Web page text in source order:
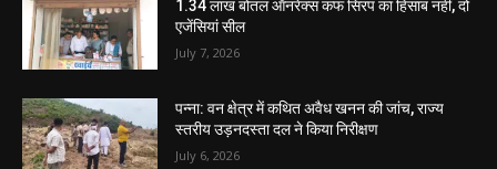
1.34 लाख बोतल ऑनरेक्स कफ सिरप का हिसाब नहीं, दो
एजेंसियां सील
July 7, 2026
पन्ना: वन क्षेत्र में कथित अवैध खनन की जांच, राज्य
स्तरीय उड़नदस्ता दल ने किया निरीक्षण
July 6, 2026